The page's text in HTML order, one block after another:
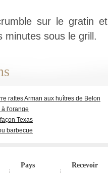
sur le gratin
minutes sous le grill.
rattes Arman aux huîtres de Belon
à l'orange
Texas
barbecue
Pays Recevoir